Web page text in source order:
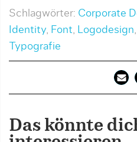
Schlagwörter: Corporate
Identity, Font, Logodesign,
Typografie
Das könnte